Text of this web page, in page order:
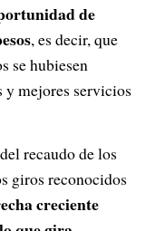
de
, es decir, que
se hubiesen
y mejores servicios
recaudo de los
giros reconocidos
creciente